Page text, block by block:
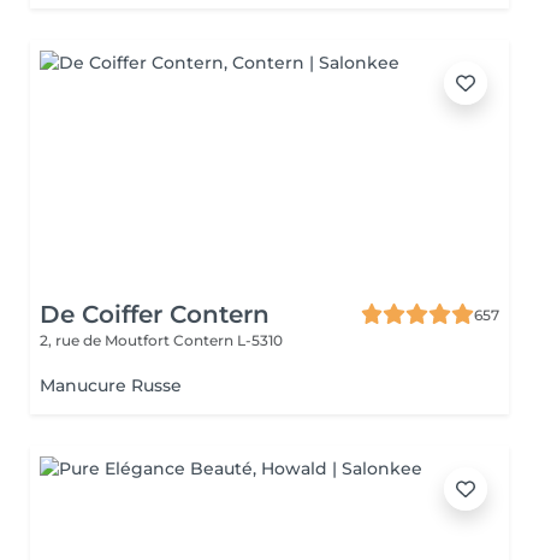
De Coiffer Contern
657
2, rue de Moutfort Contern L-5310
Manucure Russe